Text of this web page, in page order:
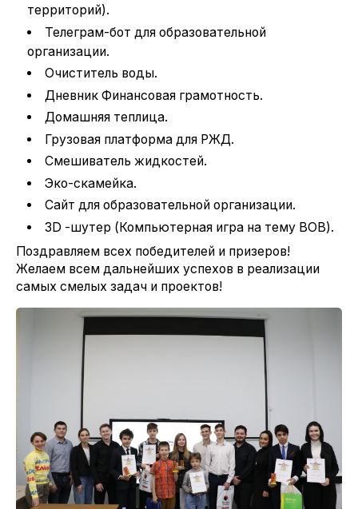
территорий).
Телеграм-бот для образовательной
организации.
Очиститель воды.
Дневник Финансовая грамотность.
Домашняя теплица.
Грузовая платформа для РЖД.
Смешиватель жидкостей.
Эко-скамейка.
Сайт для образовательной организации.
3D -шутер (Компьютерная игра на тему ВОВ).
Поздравляем всех победителей и призеров!
Желаем всем дальнейших успехов в реализации
самых смелых задач и проектов!